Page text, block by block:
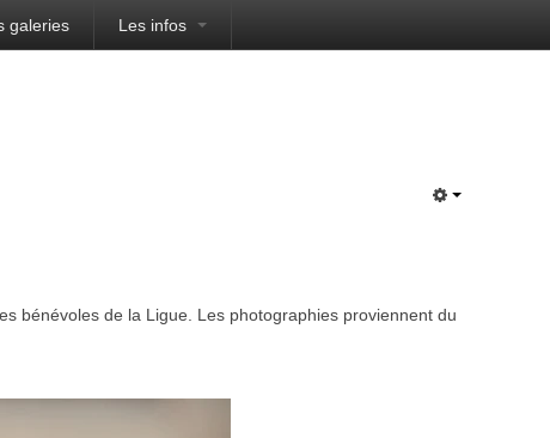
galeries Les infos
bénévoles de la Ligue. Les photographies proviennent du